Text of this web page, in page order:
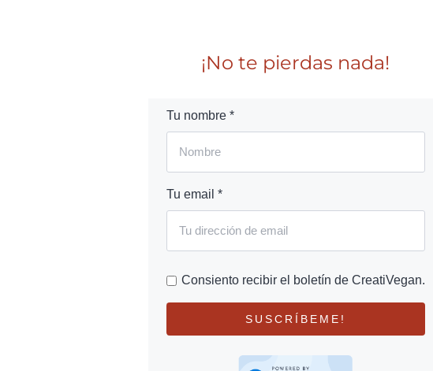
¡No te pierdas nada!
Tu nombre *
Tu email *
Consiento recibir el boletín de CreatiVegan.
SUSCRÍBEME!